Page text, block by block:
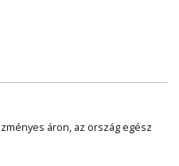
áron, az ország egész